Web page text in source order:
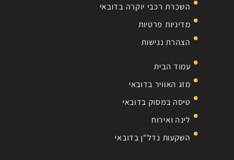
השכרת רכבי יוקרה בדובאי
מדיניות פרטיות
הצהרת נגישות
עמוד הבית
מזג האוויר בדובאי
טיסה במסוק בדובאי
לינה ואירוח
השקעות נדל"ן בדובאי